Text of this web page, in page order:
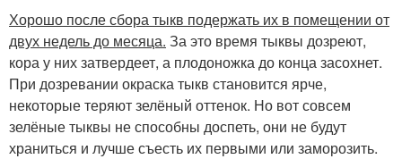
Хорошо после сбора тыкв подержать их в помещении от
двух недель до месяца. За это время тыквы дозреют,
кора у них затвердеет, а плодоножка до конца засохнет.
При дозревании окраска тыкв становится ярче,
некоторые теряют зелёный оттенок. Но вот совсем
зелёные тыквы не способны доспеть, они не будут
храниться и лучше съесть их первыми или заморозить.